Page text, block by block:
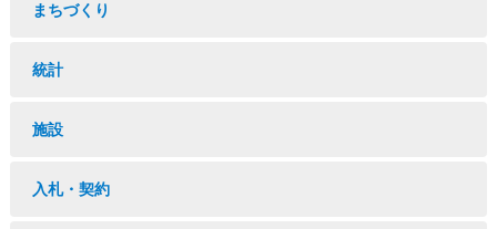
まちづくり
統計
施設
入札・契約